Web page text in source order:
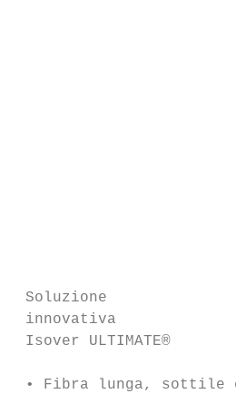
Soluzione
innovativa
Isover
• Fibra lunga,